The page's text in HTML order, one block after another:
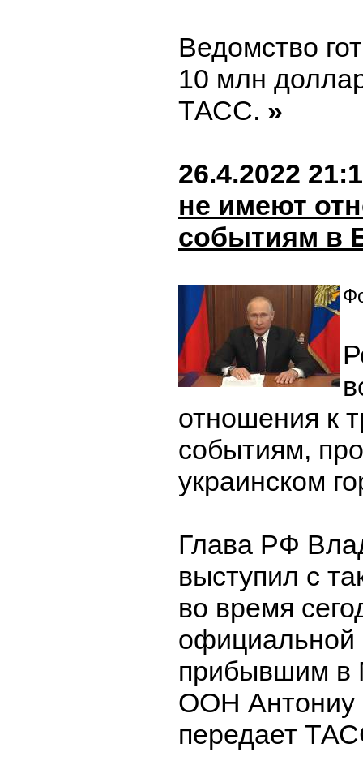
Ведомство
10 млн
ТАСС. »
26.4.2022
не имеют
событиям в
отношения к
событиям,
украинском
Глава РФ
выступил с
во время
официальной
прибывшим в
ООН Антониу
передает